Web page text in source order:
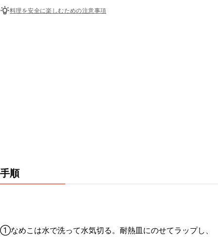
料理を安全に楽しむための注意事項
手順
①なめこは水で洗って水気切る。耐熱皿にのせてラップし、